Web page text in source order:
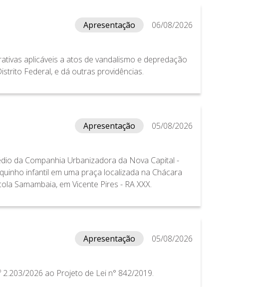
Apresentação
06/08/2026
aplicáveis a atos de vandalismo e depredação
Federal, e dá outras providências.
Apresentação
05/08/2026
da Companhia Urbanizadora da Nova Capital -
infantil em uma praça localizada na Chácara
Samambaia, em Vicente Pires - RA XXX.
Apresentação
05/08/2026
2026 ao Projeto de Lei n° 842/2019.